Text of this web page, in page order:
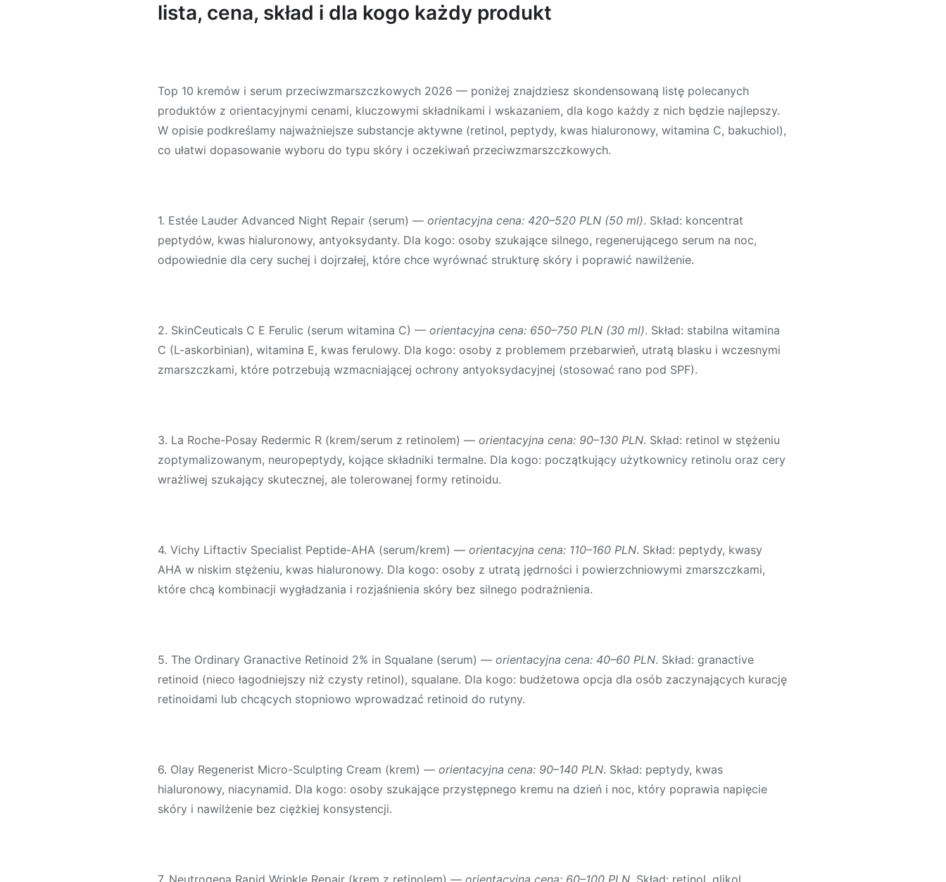
lista, cena, skład i dla kogo każdy produkt
Top 10 kremów i serum przeciwzmarszczkowych 2026 — poniżej znajdziesz skondensowaną listę polecanych
produktów z orientacyjnymi cenami, kluczowymi składnikami i wskazaniem, dla kogo każdy z nich będzie najlepszy.
W opisie podkreślamy najważniejsze substancje aktywne (retinol, peptydy, kwas hialuronowy, witamina C, bakuchiol),
co ułatwi dopasowanie wyboru do typu skóry i oczekiwań przeciwzmarszczkowych.
1. Estée Lauder Advanced Night Repair (serum) — orientacyjna cena: 420–520 PLN (50 ml). Skład: koncentrat
peptydów, kwas hialuronowy, antyoksydanty. Dla kogo: osoby szukające silnego, regenerującego serum na noc,
odpowiednie dla cery suchej i dojrzałej, które chce wyrównać strukturę skóry i poprawić nawilżenie.
2. SkinCeuticals C E Ferulic (serum witamina C) — orientacyjna cena: 650–750 PLN (30 ml). Skład: stabilna witamina
C (L-askorbinian), witamina E, kwas ferulowy. Dla kogo: osoby z problemem przebarwień, utratą blasku i wczesnymi
zmarszczkami, które potrzebują wzmacniającej ochrony antyoksydacyjnej (stosować rano pod SPF).
3. La Roche-Posay Redermic R (krem/serum z retinolem) — orientacyjna cena: 90–130 PLN. Skład: retinol w stężeniu
zoptymalizowanym, neuropeptydy, kojące składniki termalne. Dla kogo: początkujący użytkownicy retinolu oraz cery
wrażliwej szukający skutecznej, ale tolerowanej formy retinoidu.
4. Vichy Liftactiv Specialist Peptide-AHA (serum/krem) — orientacyjna cena: 110–160 PLN. Skład: peptydy, kwasy
AHA w niskim stężeniu, kwas hialuronowy. Dla kogo: osoby z utratą jędrności i powierzchniowymi zmarszczkami,
które chcą kombinacji wygładzania i rozjaśnienia skóry bez silnego podrażnienia.
5. The Ordinary Granactive Retinoid 2% in Squalane (serum) — orientacyjna cena: 40–60 PLN. Skład: granactive
retinoid (nieco łagodniejszy niż czysty retinol), squalane. Dla kogo: budżetowa opcja dla osób zaczynających kurację
retinoidami lub chcących stopniowo wprowadzać retinoid do rutyny.
6. Olay Regenerist Micro-Sculpting Cream (krem) — orientacyjna cena: 90–140 PLN. Skład: peptydy, kwas
hialuronowy, niacynamid. Dla kogo: osoby szukające przystępnego kremu na dzień i noc, który poprawia napięcie
skóry i nawilżenie bez ciężkiej konsystencji.